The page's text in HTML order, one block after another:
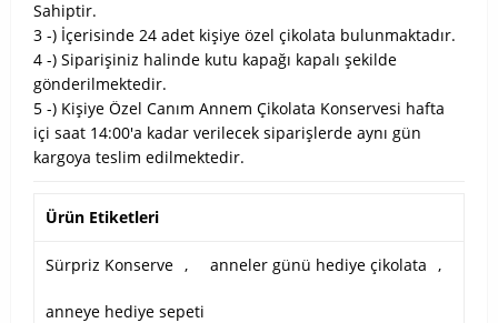
Sahiptir.
3 -) İçerisinde 24 adet kişiye özel çikolata bulunmaktadır.
4 -) Siparişiniz halinde kutu kapağı kapalı şekilde
gönderilmektedir.
5 -) Kişiye Özel Canım Annem Çikolata Konservesi hafta
içi saat 14:00'a kadar verilecek siparişlerde aynı gün
kargoya teslim edilmektedir.
Ürün Etiketleri
Sürpriz Konserve , anneler günü hediye çikolata ,
anneye hediye sepeti